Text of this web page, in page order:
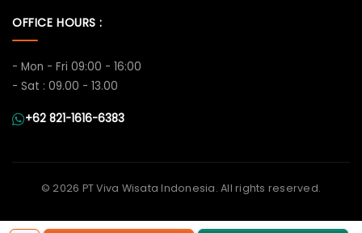
OFFICE HOURS :
- Mon - Fri 09:00 - 16:00
- Sat : 09.00 - 13.00
+62 821-1616-6383
© 2026 PT Viva Wisata Indonesia. All rights reserved.